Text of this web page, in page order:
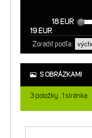
18 EUR
19 EUR
Zoradiť podľa:
S OBRÁZKAMI
3 položky 1stránka